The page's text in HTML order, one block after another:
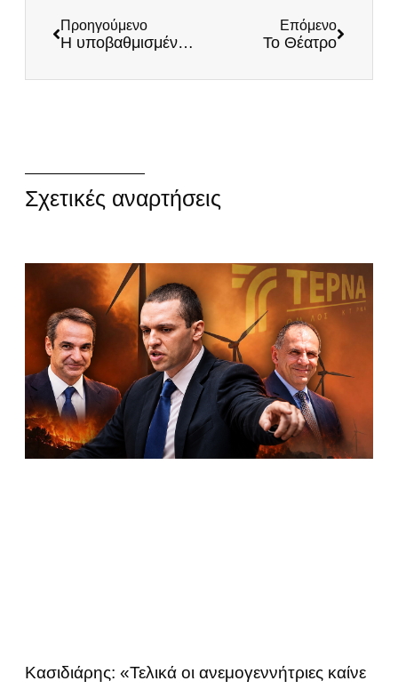
Προηγούμενο
Η υποβαθμισμένη Ελλάδα της Νέας Δημοκρατίας
Επόμενο
Το Θέατρο
Σχετικές αναρτήσεις
Κασιδιάρης: «Τελικά οι ανεμογεννήτριες καίνε